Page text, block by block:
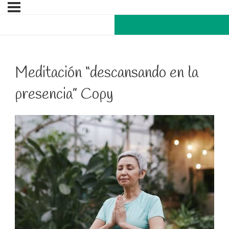
Meditación “descansando en la
presencia” Copy